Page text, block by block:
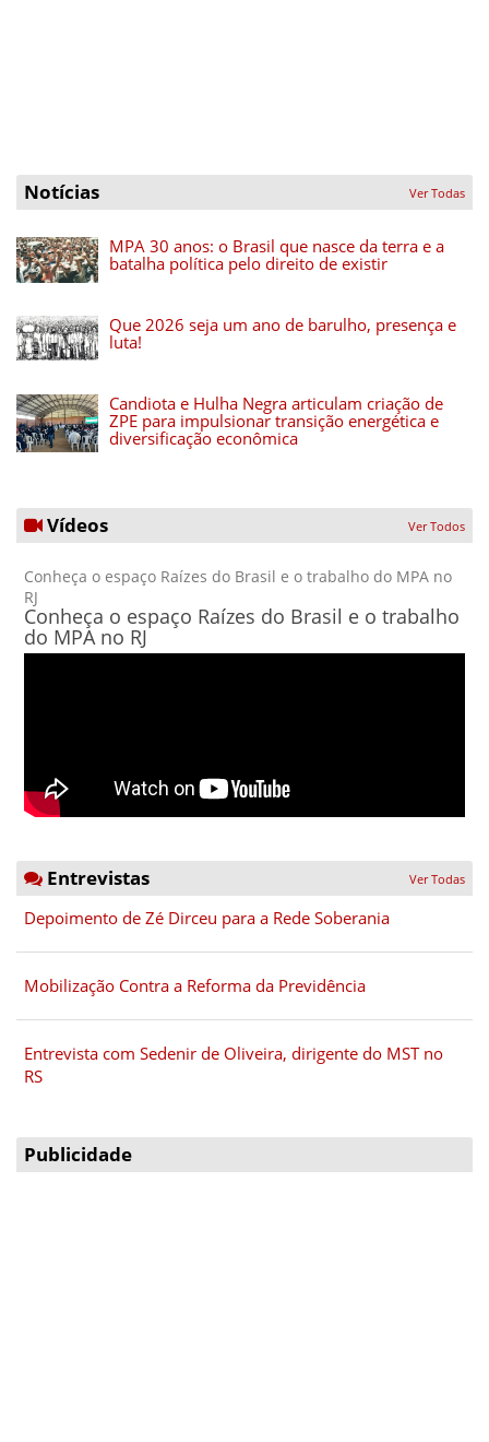
Notícias Ver Todas
MPA 30 anos: o Brasil que nasce da terra e a
batalha política pelo direito de existir
Que 2026 seja um ano de barulho, presença e
luta!
Candiota e Hulha Negra articulam criação de
ZPE para impulsionar transição energética e
diversificação econômica
Vídeos Ver Todos
Conheça o espaço Raízes do Brasil e o trabalho do MPA no
RJ
Conheça o espaço Raízes do Brasil e o trabalho
do MPA no RJ
Entrevistas Ver Todas
Depoimento de Zé Dirceu para a Rede Soberania
Mobilização Contra a Reforma da Previdência
Entrevista com Sedenir de Oliveira, dirigente do MST no
RS
Publicidade